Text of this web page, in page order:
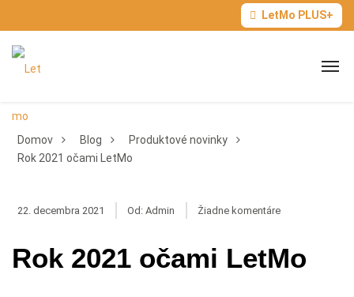
LetMo PLUS+
Domov Blog
Produktové novinky
Rok 2021 očami LetMo
22. decembra 2021 Od: Admin Žiadne komentáre
Rok 2021 očami LetMo